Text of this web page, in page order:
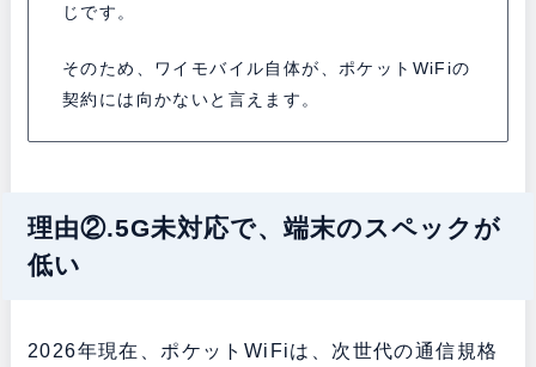
じです。
そのため、ワイモバイル自体が、ポケットWiFiの
契約には向かないと言えます。
理由②.5G未対応で、端末のスペックが
低い
2026年現在、ポケットWiFiは、次世代の通信規格